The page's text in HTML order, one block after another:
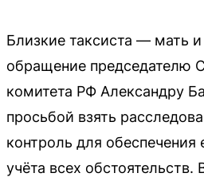
Близкие таксиста — мать
обращение председателю
комитета РФ Александру
просьбой взять
контроль для обеспечения
учёта всех обстоятельств.